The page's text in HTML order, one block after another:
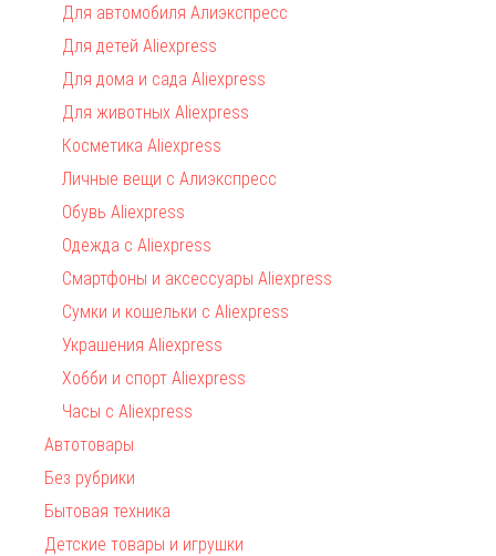
Для автомобиля Алиэкспресс
Для детей Aliexpress
Для дома и сада Aliexpress
Для животных Aliexpress
Косметика Aliexpress
Личные вещи с Алиэкспресс
Обувь Aliexpress
Одежда с Aliexpress
Смартфоны и аксессуары Aliexpress
Сумки и кошельки с Aliexpress
Украшения Aliexpress
Хобби и спорт Aliexpress
Часы с Aliexpress
Автотовары
Без рубрики
Бытовая техника
Детские товары и игрушки